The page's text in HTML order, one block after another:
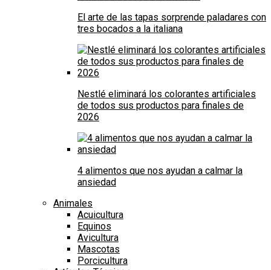
El arte de las tapas sorprende paladares con
tres bocados a la italiana
Nestlé eliminará los colorantes artificiales
de todos sus productos para finales de
2026
4 alimentos que nos ayudan a calmar la
ansiedad
Animales
Acuicultura
Equinos
Avicultura
Mascotas
Porcicultura